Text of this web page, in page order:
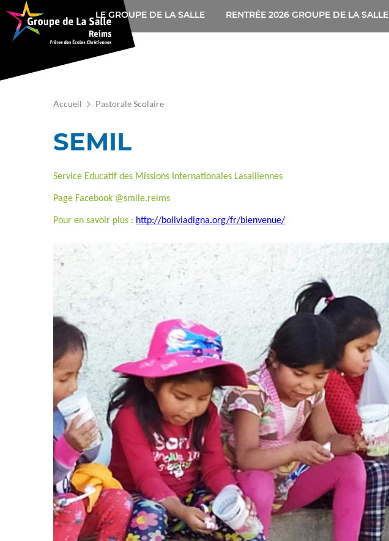
contenu
principal
Navigation
principale
LE GROUPE DE LA SALLE RENTRÉE 2026 GROUPE DE LA SALLE
Accueil Pastorale Scolaire
SEMIL
Service Educatif des Missions Internationales Lasalliennes
Page Facebook @smile.reims
Pour en savoir plus : http://boliviadigna.org/fr/bienvenue/